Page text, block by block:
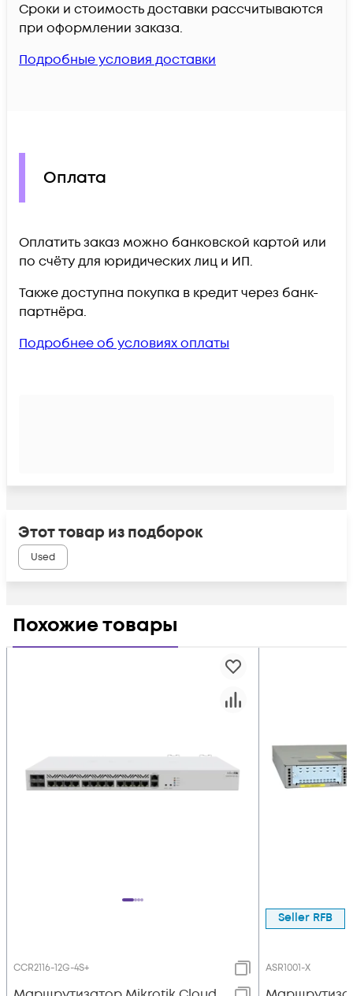
Сроки и стоимость доставки рассчитываются
при оформлении заказа.
Подробные условия доставки
Оплата
Оплатить заказ можно банковской картой или
по счёту для юридических лиц и ИП.
Также доступна покупка в кредит через банк-
партнёра.
Подробнее об условиях оплаты
Этот товар из подборок
Used
Похожие товары
CCR2116-12G-4S+
Seller RFB
ASR1001-Х